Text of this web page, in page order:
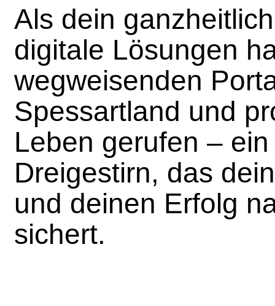
Als dein
digitale Lösungen
wegweisenden
Spessartland und
Leben gerufen –
Dreigestirn, das
und deinen Erfolg
sichert.